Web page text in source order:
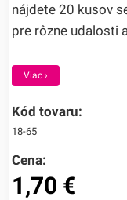
nájdete 20 kusov
pre rôzne udalosti
Viac ›
Kód tovaru:
18-65
Cena:
1,70 €